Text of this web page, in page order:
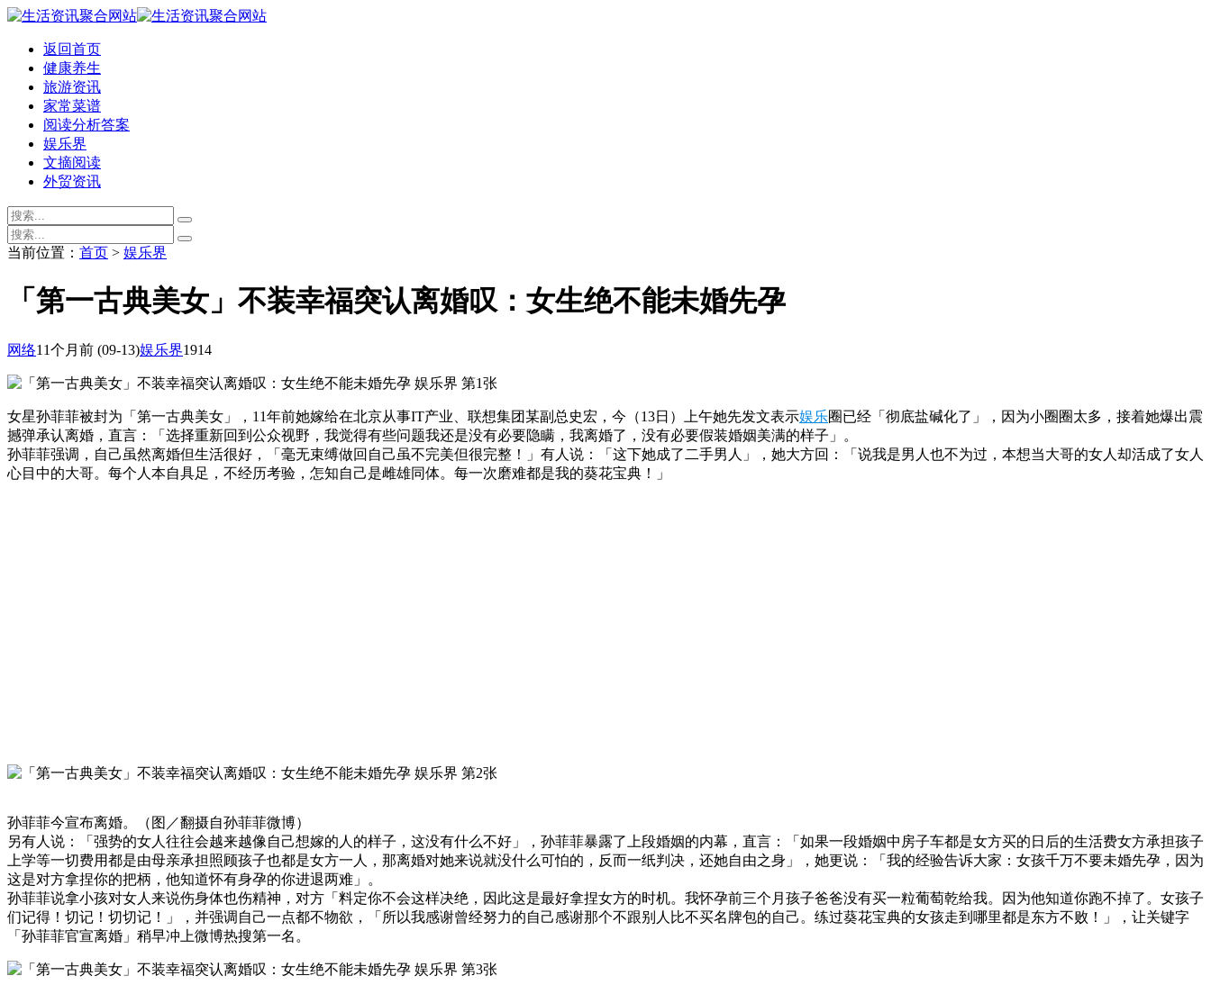
返回首页
健康养生
旅游资讯
家常菜谱
阅读分析答案
娱乐界
文摘阅读
外贸资讯
当前位置： 首页 > 娱乐界
「第一古典美女」不装幸福突认离婚叹：女生绝不能未婚先孕
网络11个月前 (09-13)娱乐界1914
女星孙菲菲被封为「第一古典美女」，11年前她嫁给在北京从事IT产业、联想集团某副总史宏，今（13日）上午她先发文表示娱乐圈已经「彻底盐碱化了」，因为小圈圈太多，接着她爆出震
撼弹承认离婚，直言：「选择重新回到公众视野，我觉得有些问题我还是没有必要隐瞒，我离婚了，没有必要假装婚姻美满的样子」。
孙菲菲强调，自己虽然离婚但生活很好，「毫无束缚做回自己虽不完美但很完整！」有人说：「这下她成了二手男人」，她大方回：「说我是男人也不为过，本想当大哥的女人却活成了女人
心目中的大哥。每个人本自具足，不经历考验，怎知自己是雌雄同体。每一次磨难都是我的葵花宝典！」
孙菲菲今宣布离婚。（图／翻摄自孙菲菲微博）
另有人说：「强势的女人往往会越来越像自己想嫁的人的样子，这没有什么不好」，孙菲菲暴露了上段婚姻的内幕，直言：「如果一段婚姻中房子车都是女方买的日后的生活费女方承担孩子
上学等一切费用都是由母亲承担照顾孩子也都是女方一人，那离婚对她来说就没什么可怕的，反而一纸判决，还她自由之身」，她更说：「我的经验告诉大家：女孩千万不要未婚先孕，因为
这是对方拿捏你的把柄，他知道怀有身孕的你进退两难」。
孙菲菲说拿小孩对女人来说伤身体也伤精神，对方「料定你不会这样决绝，因此这是最好拿捏女方的时机。我怀孕前三个月孩子爸爸没有买一粒葡萄乾给我。因为他知道你跑不掉了。女孩子
们记得！切记！切切记！」，并强调自己一点都不物欲，「所以我感谢曾经努力的自己感谢那个不跟别人比不买名牌包的自己。练过葵花宝典的女孩走到哪里都是东方不败！」，让关键字
「孙菲菲官宣离婚」稍早冲上微博热搜第一名。